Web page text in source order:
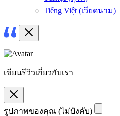
Tiếng Việt (เวียดนาม)
เขียนรีวิวเกี่ยวกับเรา
รูปภาพของคุณ (ไม่บังคับ)